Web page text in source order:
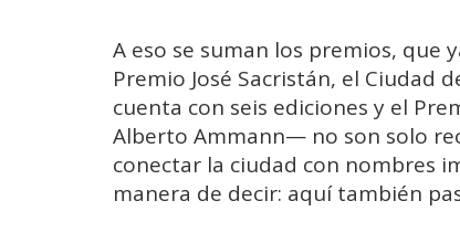
A eso se suman los premios, que
Premio José Sacristán, el Ciudad
cuenta con seis ediciones y el
Alberto Ammann— no son solo
conectar la ciudad con nombres
manera de decir: aquí también